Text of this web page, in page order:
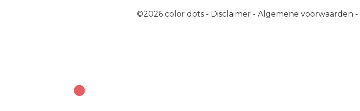
©2026 color dots - Disclaimer - Algemene voorwaarden -